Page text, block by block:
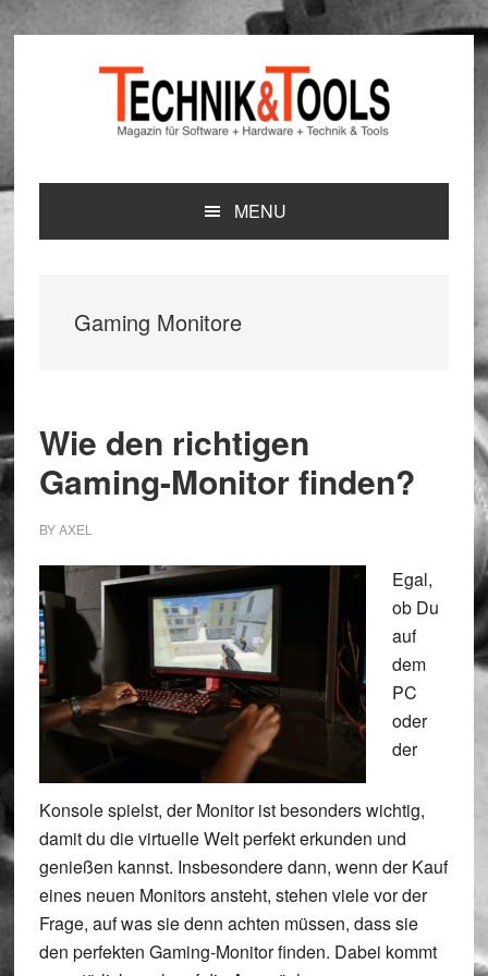
Zur
Hauptnavigation
springen
Zum
Inhalt
springen
Zur
Seitenspalte
springen
MENU
Gaming Monitore
Wie den richtigen
Gaming-Monitor finden?
BYAXEL
Egal,
ob Du
auf
dem
PC
oder
der
Konsole spielst, der Monitor ist besonders wichtig,
damit du die virtuelle Welt perfekt erkunden und
genießen kannst. Insbesondere dann, wenn der Kauf
eines neuen Monitors ansteht, stehen viele vor der
Frage, auf was sie denn achten müssen, dass sie
den perfekten Gaming-Monitor finden. Dabei kommt